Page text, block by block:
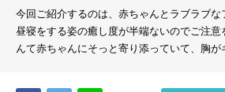
今回ご紹介するのは、赤ちゃんとラブラブ
昼寝をする姿の癒し度が半端ないのでご注
んて赤ちゃんにそっと寄り添っていて、胸が